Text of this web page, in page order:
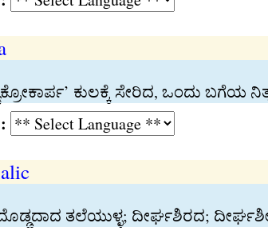
ಕುಲಕ್ಕೆ ಸೇರಿದ, ಒಂದು ಬಗೆಯ
ತಲೆಯುಳ್ಳ; ದೀರ್ಘಶಿರದ;